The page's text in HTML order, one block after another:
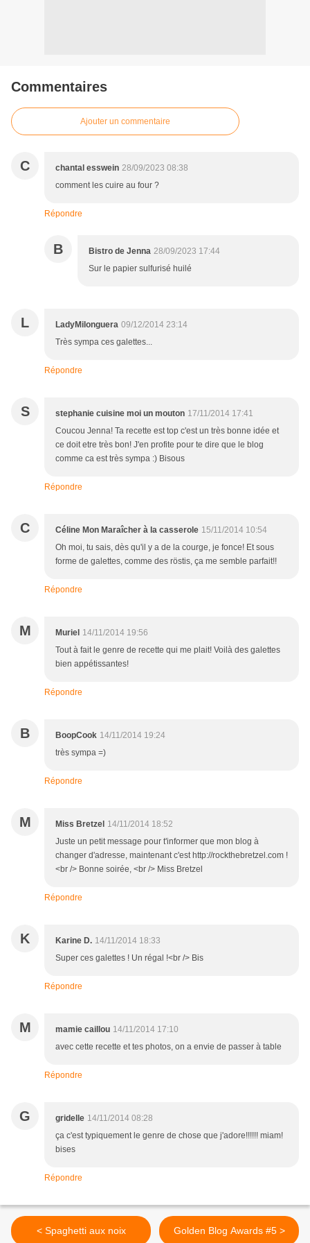
Commentaires
Ajouter un commentaire
C chantal esswein 28/09/2023 08:38
comment les cuire au four ?
Répondre
B Bistro de Jenna 28/09/2023 17:44
Sur le papier sulfurisé huilé
L LadyMilonguera 09/12/2014 23:14
Très sympa ces galettes...
Répondre
S stephanie cuisine moi un mouton 17/11/2014 17:41
Coucou Jenna! Ta recette est top c'est un très bonne idée et
ce doit etre très bon! J'en profite pour te dire que le blog
comme ca est très sympa :) Bisous
Répondre
C Céline Mon Maraîcher à la casserole 15/11/2014 10:54
Oh moi, tu sais, dès qu'il y a de la courge, je fonce! Et sous
forme de galettes, comme des röstis, ça me semble parfait!!
Répondre
M Muriel 14/11/2014 19:56
Tout à fait le genre de recette qui me plait! Voilà des galettes
bien appétissantes!
Répondre
B BoopCook 14/11/2014 19:24
très sympa =)
Répondre
M Miss Bretzel 14/11/2014 18:52
Juste un petit message pour t'informer que mon blog à
changer d'adresse, maintenant c'est http://rockthebretzel.com !
<br /> Bonne soirée, <br /> Miss Bretzel
Répondre
K Karine D. 14/11/2014 18:33
Super ces galettes ! Un régal !<br /> Bis
Répondre
M mamie caillou 14/11/2014 17:10
avec cette recette et tes photos, on a envie de passer à table
Répondre
G gridelle 14/11/2014 08:28
ça c'est typiquement le genre de chose que j'adore!!!!!! miam!
bises
Répondre
< Spaghetti aux noix Golden Blog Awards #5 >